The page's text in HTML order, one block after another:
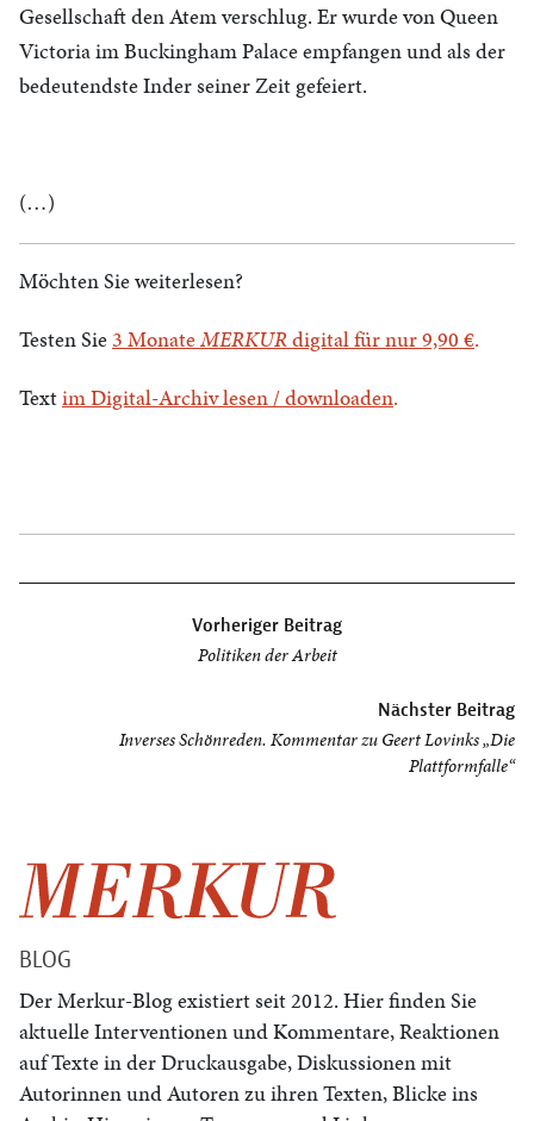
Gesellschaft den Atem verschlug. Er wurde von Queen
Victoria im Buckingham Palace empfangen und als der
bedeutendste Inder seiner Zeit gefeiert.
(…)
Möchten Sie weiterlesen?
Testen Sie 3 MonateMERKURdigital für nur 9,90 €.
Textim Digital-Archiv lesen / downloaden.
Vorheriger Beitrag
Politiken der Arbeit
Nächster Beitrag
Inverses Schönreden. Kommentar zu Geert Lovinks „Die
Plattformfalle“
BLOG
Der Merkur-Blog existiert seit 2012. Hier finden Sie
aktuelle Interventionen und Kommentare, Reaktionen
auf Texte in der Druckausgabe, Diskussionen mit
Autorinnen und Autoren zu ihren Texten, Blicke ins